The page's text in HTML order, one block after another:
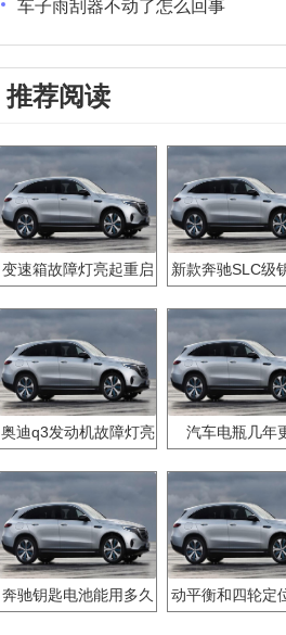
车子雨刮器不动了怎么回事
推荐阅读
变速箱故障灯亮起重启
新款奔驰SLC级
奥迪q3发动机故障灯亮
汽车电瓶几年
奔驰钥匙电池能用多久
动平衡和四轮定